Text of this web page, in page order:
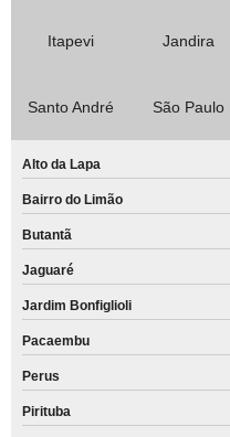
Itapevi Jandira
Santo André São Paulo
Alto da Lapa
Bairro do Limão
Butantã
Jaguaré
Jardim Bonfiglioli
Pacaembu
Perus
Pirituba